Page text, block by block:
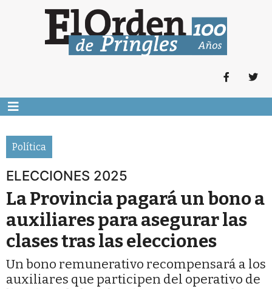
Política
ELECCIONES 2025
La Provincia pagará un bono a
auxiliares para asegurar las
clases tras las elecciones
Un bono remunerativo recompensará a los
auxiliares que participen del operativo de